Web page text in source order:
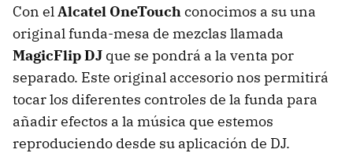
Con el Alcatel OneTouch conocimos a su una
original funda-mesa de mezclas llamada
MagicFlip DJ que se pondrá a la venta por
separado. Este original accesorio nos permitirá
tocar los diferentes controles de la funda para
añadir efectos a la música que estemos
reproduciendo desde su aplicación de DJ.